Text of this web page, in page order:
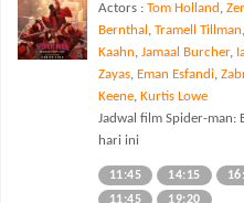
Actors : Tom Holland ,
Bernthal , Tramell Tillman,
Kaahn, Jamaal Burcher,
Zayas, Eman Esfandi,
Keene, Kurtis Lowe
Jadwal film Spider-man:
hari ini
11:45 14:15
11:45
19:20